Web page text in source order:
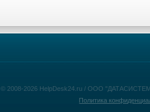
© 2008-2026 HelpDesk24.ru / ООО
Политика